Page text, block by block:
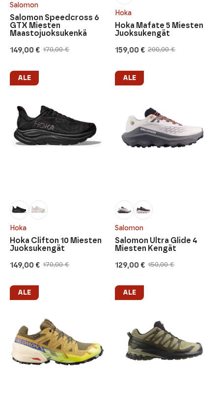
Salomon
170,00€
Alkuperäinen
oli:
170,00 €.
149,00 €
Nykyinen
on:
149,00 €.
Salomon Speedcross 6
GTX Miesten
Maastojuoksukenkä
Hoka
200,00€
Alkuperäinen
oli:
200,00 €.
159,00 €
Nykyinen
on:
159,00 €.
Hoka Mafate 5 Miesten
Juoksukengät
Hoka
170,00€
Alkuperäinen
oli:
170,00 €.
149,00 €
Nykyinen
on:
149,00 €.
ALE
Hoka Clifton 10 Miesten
Juoksukengät
Salomon
150,00€
Alkuperäinen
oli:
150,00 €.
129,00 €
Nykyinen
on:
129,00 €.
ALE
Salomon Ultra Glide 4
Miesten Kengät
ALE ALE